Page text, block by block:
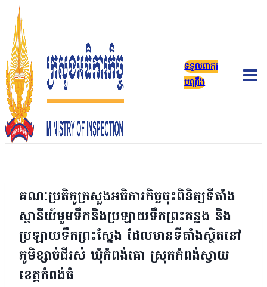
Skip
content
ទទួលពាក្យ
បណ្តឹង
គណៈប្រតិភូក្រសួងអធិការកិច្ចចុះពិនិត្យទីតាំង
ស្ថានីយ៍មូមទឹកនិងប្រឡាយទឹកព្រះគន្លង និង
ប្រឡាយទឹកព្រះស្នែង ដែលមានទីតាំងស្ថិតនៅ
ភូមិខ្សាច់ជីរស់ ឃុំកំពង់គោ ស្រុកកំពង់ស្វាយ
ខេត្តកំពង់ធំ